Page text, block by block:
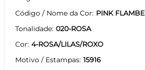
Código / Nome da Cor PINK FLAMBE
Tonalidade 020-ROSA
Cor 4-ROSA/LILAS/ROXO
Motivo / Estampas 15916